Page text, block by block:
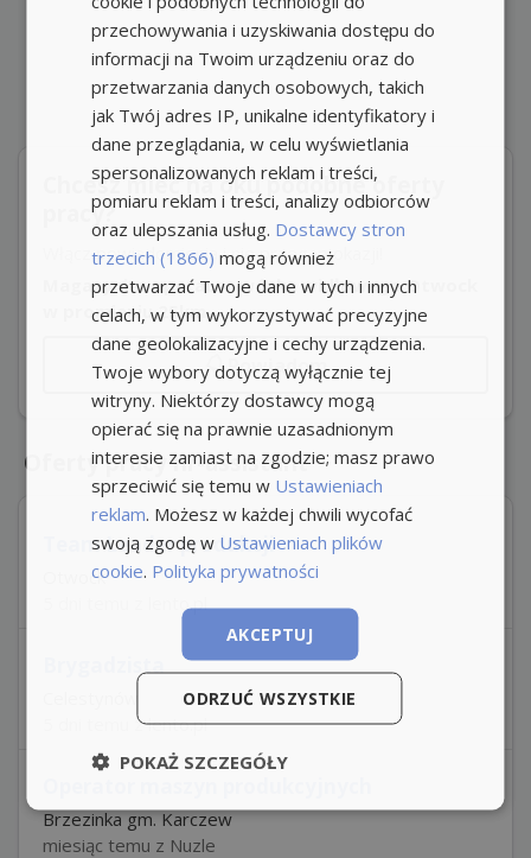
Chcesz mieć na oku podobne oferty
pracy?
Włącz powiadomienia i nie przegap okazji!
Magazynier operator wózka widłowego Otwock
w promieniu 25km
Powiadom
Oferty pracy hr-assistant
Team Leader produkcji
Otwock
5 dni temu z lento.pl
Brygadzista
5 dni temu z lento.pl
Brzezinka gm. Karczew
miesiąc temu z Nuzle
przechowywania i uzyskiwania dostępu do
informacji na Twoim urządzeniu oraz do
przetwarzania danych osobowych, takich
jak Twój adres IP, unikalne identyfikatory i
dane przeglądania, w celu wyświetlania
spersonalizowanych reklam i treści,
pomiaru reklam i treści, analizy odbiorców
oraz ulepszania usług. Dostawcy stron
trzecich (1866) mogą również
przetwarzać Twoje dane w tych i innych
celach, w tym wykorzystywać precyzyjne
dane geolokalizacyjne i cechy urządzenia.
Twoje wybory dotyczą wyłącznie tej
witryny. Niektórzy dostawcy mogą
opierać się na prawnie uzasadnionym
interesie zamiast na zgodzie; masz prawo
sprzeciwić się temu w Ustawieniach
reklam. Możesz w każdej chwili wycofać
swoją zgodę w Ustawieniach plików
cookie. Polityka prywatności
AKCEPTUJ
ODRZUĆ WSZYSTKIE
POKAŻ SZCZEGÓŁY